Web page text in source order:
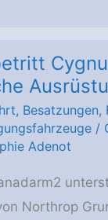
, Besatzungen,
/
Adenot
Northrop